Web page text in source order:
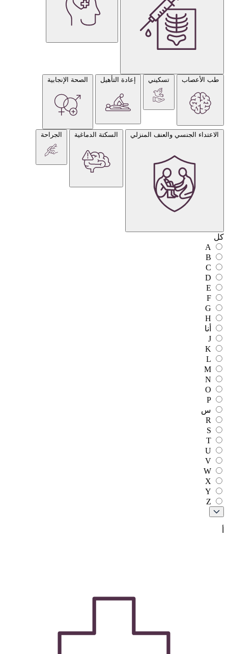
طب الأعصاب تسكيني إعادة التأهيل الصحة الإنجابية
الاعتداء الجنسي والعنف المنزلي السكتة الدماغية الجراحة
كل
A
B
C
D
E
F
G
H
أنا
J
K
L
M
N
O
P
س
R
S
T
U
V
W
X
Y
Z